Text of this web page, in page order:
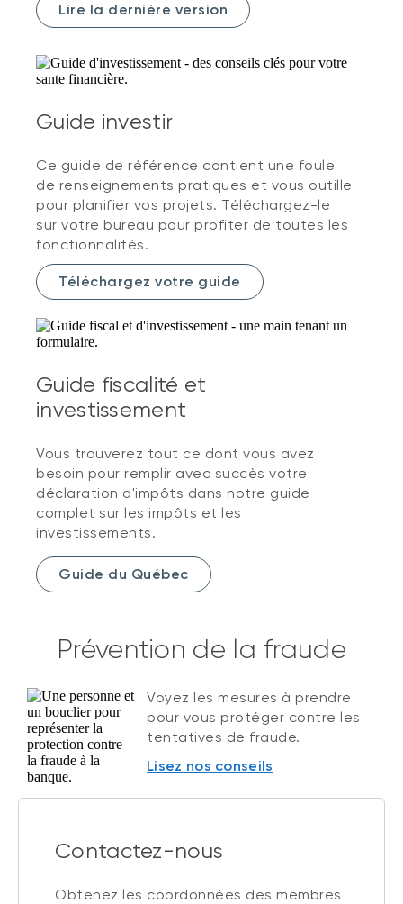
Lire la dernière version
Guide investir
Ce guide de référence contient une foule
de renseignements pratiques et vous outille
pour planifier vos projets. Téléchargez-le
sur votre bureau pour profiter de toutes les
fonctionnalités.
Téléchargez votre guide
Guide fiscalité et
investissement
Vous trouverez tout ce dont vous avez
besoin pour remplir avec succès votre
déclaration d'impôts dans notre guide
complet sur les impôts et les
investissements.
Guide du Québec
Prévention de la fraude
Voyez les mesures à prendre
pour vous protéger contre les
tentatives de fraude.
Lisez nos conseils
Contactez-nous
Obtenez les coordonnées des membres